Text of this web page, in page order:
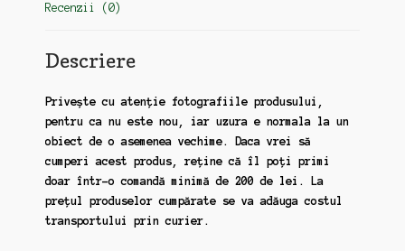
Recenzii (0)
Descriere
Privește cu atenție fotografiile produsului,
pentru ca nu este nou, iar uzura e normala la un
obiect de o asemenea vechime. Daca vrei să
cumperi acest produs, reține că îl poți primi
doar într-o comandă minimă de 200 de lei. La
prețul produselor cumpărate se va adăuga costul
transportului prin curier.